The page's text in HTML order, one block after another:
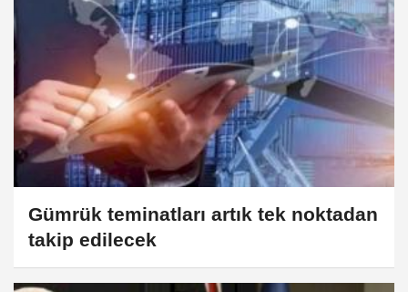
Gümrük teminatları artık tek noktadan
takip edilecek